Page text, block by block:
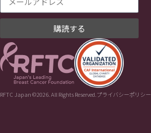
購読する
RFTC Japan ©2026. All Rights Reserved.プライバシーポリシー